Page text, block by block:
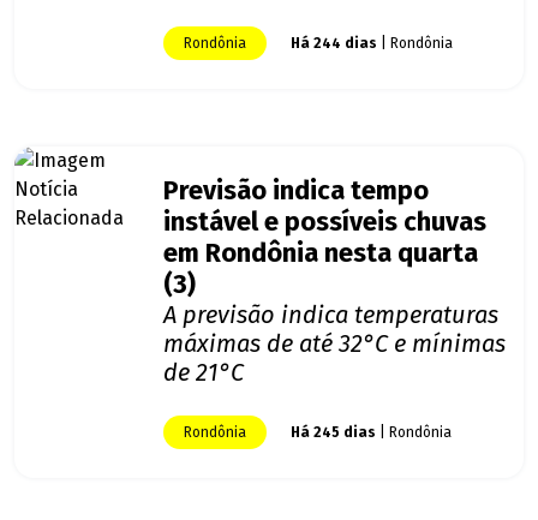
Rondônia Há 244 dias | Rondônia
Previsão indica tempo
instável e possíveis chuvas
em Rondônia nesta quarta
(3)
A previsão indica temperaturas
máximas de até 32°C e mínimas
de 21°C
Rondônia Há 245 dias | Rondônia